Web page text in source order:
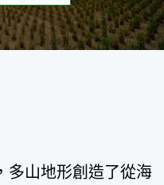
山地形創造了從海